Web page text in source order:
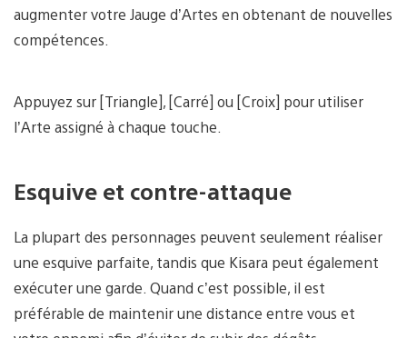
augmenter votre Jauge d’Artes en obtenant de nouvelles
compétences.
Appuyez sur [Triangle], [Carré] ou [Croix] pour utiliser
l’Arte assigné à chaque touche.
Esquive et contre-attaque
La plupart des personnages peuvent seulement réaliser
une esquive parfaite, tandis que Kisara peut également
exécuter une garde. Quand c’est possible, il est
préférable de maintenir une distance entre vous et